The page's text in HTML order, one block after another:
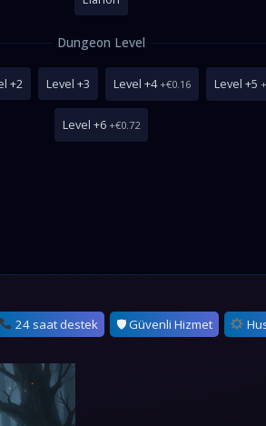
Dungeon Level
+2 Level +3 Level +4+€0.16 Level +5
Level +6 +€0.72
24 saat destek 🛡 Güvenli Hizmet